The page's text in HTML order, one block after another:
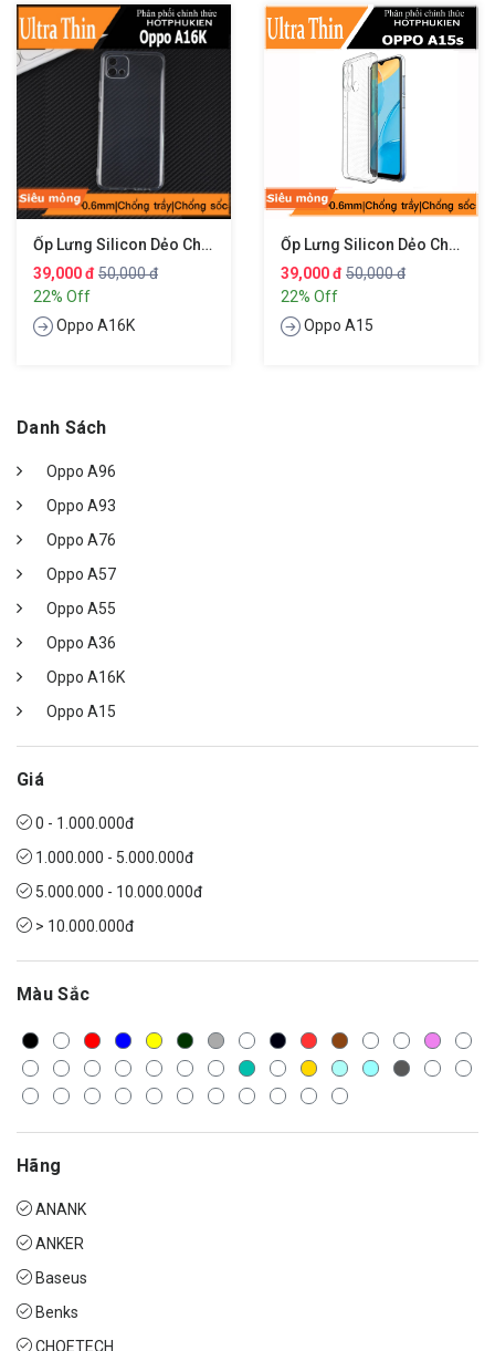
Ốp Lưng Silicon Dẻo Cho Oppo A16K Hiệu Ultra Thin
39,000 đ 50,000 đ
22% Off
Oppo A16K
Ốp Lưng Silicon Dẻo Cho Oppo A15 / Oppo A15s Hiệu Ultra Thin Trong Suốt
39,000 đ 50,000 đ
22% Off
Oppo A15
Danh Sách
Oppo A96
Oppo A93
Oppo A76
Oppo A57
Oppo A55
Oppo A36
Oppo A16K
Oppo A15
Giá
0 - 1.000.000đ
1.000.000 - 5.000.000đ
5.000.000 - 10.000.000đ
> 10.000.000đ
Màu Sắc
Hãng
ANANK
ANKER
Baseus
Benks
CHOETECH